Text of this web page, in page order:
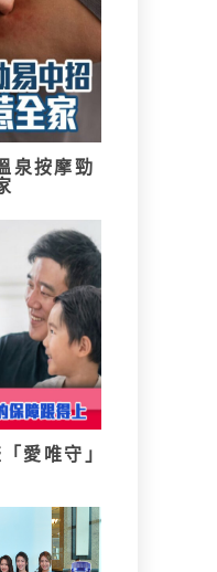
泉按摩勁
愛唯守」